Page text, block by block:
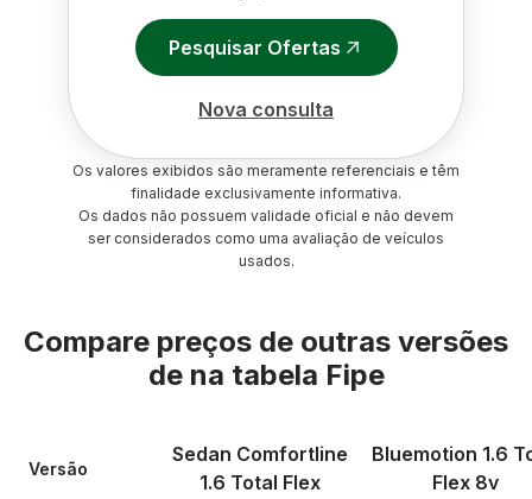
Pesquisar Ofertas
Nova consulta
Os valores exibidos são meramente referenciais e têm
finalidade exclusivamente informativa.
Os dados não possuem validade oficial e não devem
ser considerados como uma avaliação de veículos
usados.
Compare preços de outras versões
de na tabela Fipe
Versão
Sedan Comfortline
1.6 Total Flex
Bluemotion 1.6
Flex 8v